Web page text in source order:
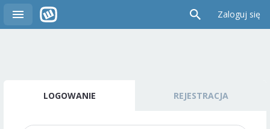
Zaloguj się
LOGOWANIE REJESTRACJA